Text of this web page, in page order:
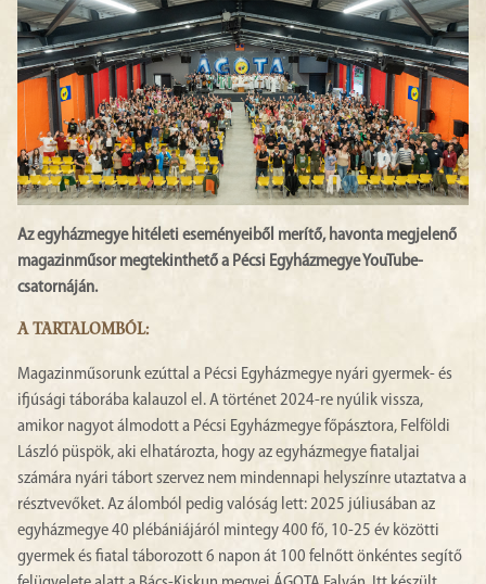
Az egyházmegye hitéleti eseményeiből merítő, havonta megjelenő
magazinműsor megtekinthető a Pécsi Egyházmegye YouTube-
csatornáján.
A TARTALOMBÓL:
Magazinműsorunk ezúttal a Pécsi Egyházmegye nyári gyermek- és
ifjúsági táborába kalauzol el. A történet 2024-re nyúlik vissza,
amikor nagyot álmodott a Pécsi Egyházmegye főpásztora, Felföldi
László püspök, aki elhatározta, hogy az egyházmegye fiataljai
számára nyári tábort szervez nem mindennapi helyszínre utaztatva a
résztvevőket. Az álomból pedig valóság lett: 2025 júliusában az
egyházmegye 40 plébániájáról mintegy 400 fő, 10-25 év közötti
gyermek és fiatal táborozott 6 napon át 100 felnőtt önkéntes segítő